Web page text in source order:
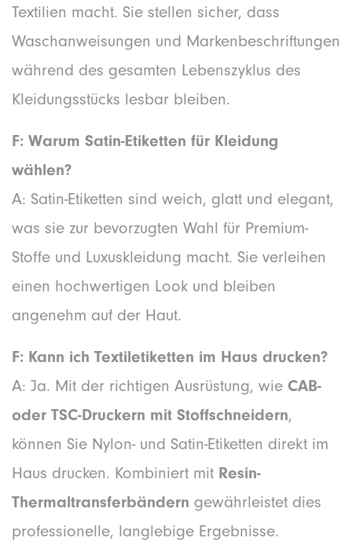
Textilien macht. Sie stellen sicher, dass
Waschanweisungen und Markenbeschriftungen
während des gesamten Lebenszyklus des
Kleidungsstücks lesbar bleiben.
F: Warum Satin-Etiketten für Kleidung
wählen?
A: Satin-Etiketten sind weich, glatt und elegant,
was sie zur bevorzugten Wahl für Premium-
Stoffe und Luxuskleidung macht. Sie verleihen
einen hochwertigen Look und bleiben
angenehm auf der Haut.
F: Kann ich Textiletiketten im Haus drucken?
A: Ja. Mit der richtigen Ausrüstung, wie CAB-
oder TSC-Druckern mit Stoffschneidern,
können Sie Nylon- und Satin-Etiketten direkt im
Haus drucken. Kombiniert mit Resin-
Thermaltransferbändern gewährleistet dies
professionelle, langlebige Ergebnisse.